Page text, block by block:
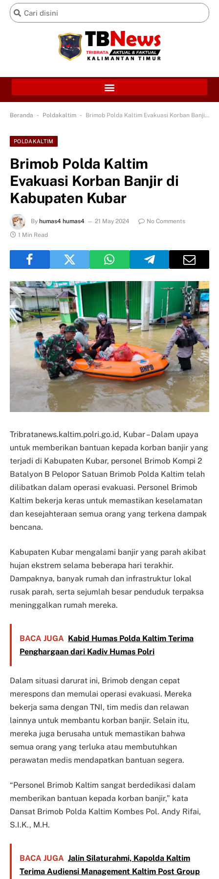
Beranda - Poldakaltim - Brimob Polda Kaltim Evakuasi Korban Banjir di Kabupaten Kubar
POLDAKALTIM
Brimob Polda Kaltim
Evakuasi Korban Banjir di
Kabupaten Kubar
By humas4 humas4 21 May 2024
No Comments
1 Min Read
Tribratanews.kaltim.polri.go.id, Kubar – Dalam upaya
untuk memberikan bantuan kepada korban banjir yang
terjadi di Kabupaten Kubar, personel Brimob Kompi 2
Batalyon B Pelopor Satuan Brimob Polda Kaltim telah
dilibatkan dalam operasi evakuasi. Personel Brimob
Kaltim bekerja keras untuk memastikan keselamatan
dan kesejahteraan semua orang yang terkena dampak
bencana.
Kabupaten Kubar mengalami banjir yang parah akibat
hujan ekstrem selama beberapa hari terakhir.
Dampaknya, banyak rumah dan infrastruktur lokal
rusak parah, serta sejumlah besar penduduk terpaksa
meninggalkan rumah mereka.
BACA JUGA Kabid Humas Polda Kaltim Terima
Penghargaan dari Kadiv Humas Polri
Dalam situasi darurat ini, Brimob dengan cepat
merespons dan memulai operasi evakuasi. Mereka
bekerja sama dengan TNI, tim medis dan relawan
lainnya untuk membantu korban banjir. Selain itu,
mereka juga berusaha untuk memastikan bahwa
semua orang yang terluka atau membutuhkan
perawatan medis mendapatkan bantuan segera.
“Personel Brimob Kaltim sangat berdedikasi dalam
memberikan bantuan kepada korban banjir,” kata
Dansat Brimob Polda Kaltim Kombes Pol. Andy Rifai,
S.I.K., M.H.
BACA JUGA Jalin Silaturahmi, Kapolda Kaltim
Terima Audiensi Management Kaltim Post Group